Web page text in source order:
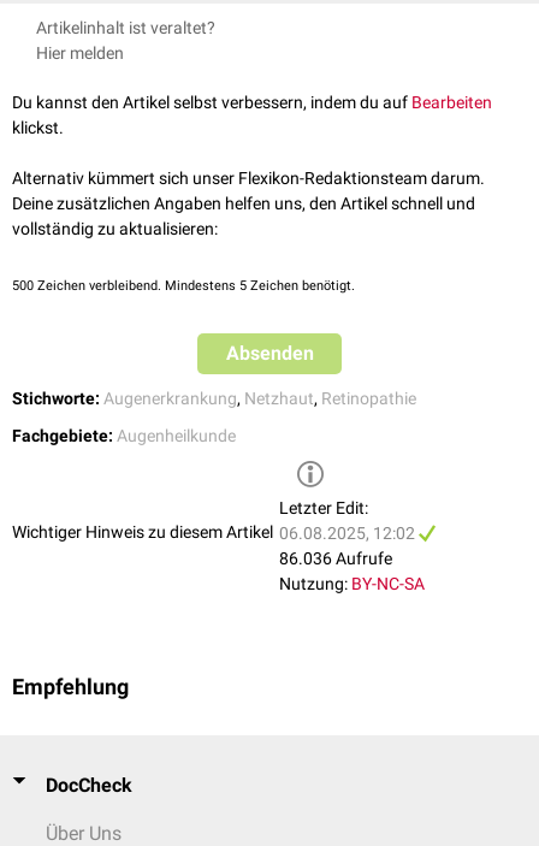
(Quellpunkt); in der Spätphase ist aufgrund der
Konvektionsströmung des Farbstoffs eine typische pilzartige
Laserkoagulation(Grünlaser
Pigmentepitheldefektes indiziert.
Vermeidung von Stress
VEGF-Inhibitoren (z.B. Bevacizumab
): günstige Wirkung auf die
Hyperpermeabilität
der Choriokapillaris
Stellen möglich. Häufige Rezidive können in eine
Neovaskularisation
Grehn, Franz: Augenheilkunde. Berlin Heidelberg New York: Springer-
Verlag. 2019
Artikelinhalt ist veraltet?
Hier melden
Du kannst den Artikel selbst verbessern, indem du auf Bearbeiten
klickst.
Alternativ kümmert sich unser Flexikon-Redaktionsteam darum.
Deine zusätzlichen Angaben helfen uns, den Artikel schnell und
vollständig zu aktualisieren:
500 Zeichen verbleibend. Mindestens 5 Zeichen benötigt.
Absenden
Stichworte: Augenerkrankung, Netzhaut, Retinopathie
Fachgebiete: Augenheilkunde
Wichtiger Hinweis zu diesem Artikel
Letzter Edit:
06.08.2025, 12:02
86.036 Aufrufe
Nutzung: BY-NC-SA
Empfehlung
DocCheck
Über Uns